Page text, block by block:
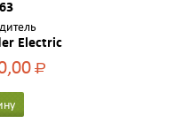
Electric
Р